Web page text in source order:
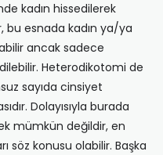
kadın hissedilerek
bu esnada kadın ya/ya
ancak sadece
Heterodikotomi de
sayıda cinsiyet
Dolayısıyla burada
mümkün değildir, en
söz konusu olabilir. Başka